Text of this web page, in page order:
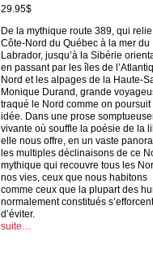
29.95$
De la mythique route 389, qui
Côte-Nord du Québec à la mer du
Labrador, jusqu’à la Sibérie
en passant par les îles de
Nord et les alpages de la Haute-
Monique Durand, grande
traqué le Nord comme on poursuit
idée. Dans une prose
vivante où souffle la poésie de la
elle nous offre, en un vaste
les multiples déclinaisons de ce
mythique qui recouvre tous les
nos vies, ceux que nous habitons
comme ceux que la plupart des
normalement constitués s’efforcent
d’éviter.
suite…